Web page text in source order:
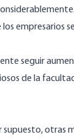
empresarios
seguir
de la
supuesto, otras